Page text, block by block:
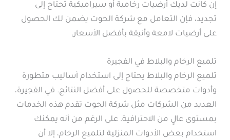
إن كانت لديك أرضيات رخامية أو سيراميكية تحتاج إلى
تجديد، فإن التعامل مع شركة الحوت يضمن لك الحصول
على أرضيات لامعة وأنيقة بأفضل الأسعار.
تلميع الرخام والبلاط في الفجيرة
تلميع الرخام والبلاط يحتاج إلى استخدام أساليب متطورة
وأدوات متخصصة للحصول على أفضل النتائج. في الفجيرة،
العديد من الشركات مثل شركة الحوت تقدم هذه الخدمات
بمستوى عالٍ من الاحترافية. على الرغم من أنه يمكنك
استخدام بعض الأدوات المنزلية لتلميع الرخام، إلا أن